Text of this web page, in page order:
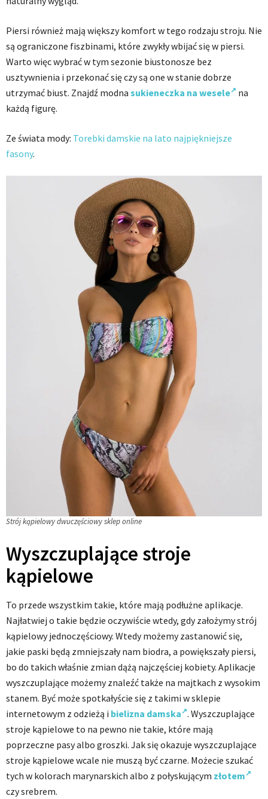
Piersi również mają większy komfort w tego rodzaju stroju. Nie
są ograniczone fiszbinami, które zwykły wbijać się w piersi.
Warto więc wybrać w tym sezonie biustonosze bez
usztywnienia i przekonać się czy są one w stanie dobrze
utrzymać biust. Znajdź modna sukieneczka na wesele
na
każdą figurę.
Ze świata mody: Torebki damskie na lato najpiękniejsze
fasony.
Strój kąpielowy dwuczęściowy sklep online
Wyszczuplające stroje
kąpielowe
To przede wszystkim takie, które mają podłużne aplikacje.
Najłatwiej o takie będzie oczywiście wtedy, gdy założymy strój
kąpielowy jednoczęściowy. Wtedy możemy zastanowić się,
jakie paski będą zmniejszały nam biodra, a powiększały piersi,
bo do takich właśnie zmian dążą najczęściej kobiety. Aplikacje
wyszczuplające możemy znaleźć także na majtkach z wysokim
stanem. Być może spotkałyście się z takimi w sklepie
internetowym z odzieżą i bielizna damska . Wyszczuplające
stroje kąpielowe to na pewno nie takie, które mają
poprzeczne pasy albo groszki. Jak się okazuje wyszczuplające
stroje kąpielowe wcale nie muszą być czarne. Możecie szukać
tych w kolorach marynarskich albo z połyskującym złotem
czy srebrem.